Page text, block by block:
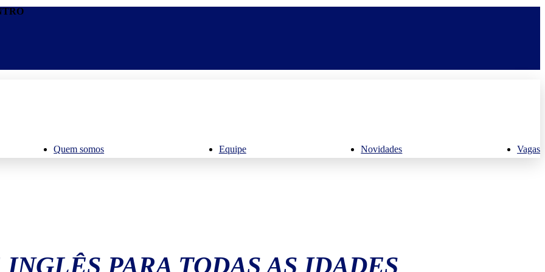
Quem somos Equipe Novidades Vagas
INGLÊS PARA TODAS AS IDADES